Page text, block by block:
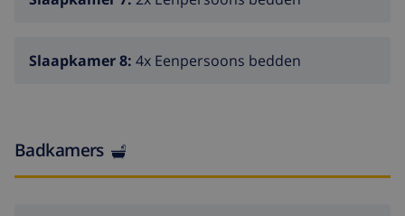
Slaapkamer 8: 4x Eenpersoons bedden
Badkamers